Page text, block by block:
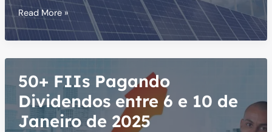
Copel:
Novo
Diretor-
a
Copel
GeT
Read More »
50+ FIIs Pagando
Dividendos entre 6 e 10 de
Janeiro de 2025